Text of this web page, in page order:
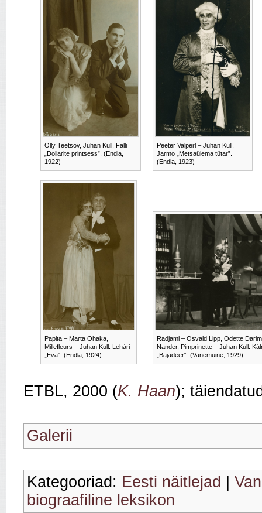
Olly Teetsov, Juhan Kull. Falli
„Dollarite printsess”. (Endla,
1922)
Peeter Valperl – Juhan Kull.
Jarmo „Metsaülema tütar”.
(Endla, 1923)
Papita – Marta Ohaka,
Millefleurs – Juhan Kull. Lehári
„Eva”. (Endla, 1924)
Radjami – Osvald Lipp, Odette
Nander, Pimprinette – Juhan Kull.
„Bajadeer“. (Vanemuine, 1929)
ETBL, 2000 (K. Haan);
Galerii
Kategooriad: Eesti näitlejad
biograafiline leksikon